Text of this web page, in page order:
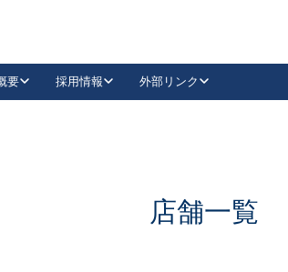
抗ウイルス・抗菌製品
要 採用情報 外部リンク
LinkedIn店舗一覧